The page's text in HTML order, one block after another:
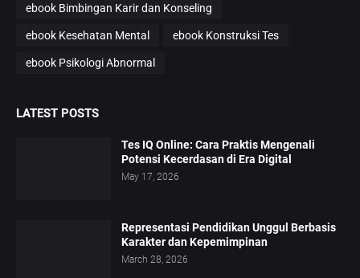
ebook Bimbingan Karir dan Konseling
ebook Kesehatan Mental ebook Konstruksi Tes
ebook Psikologi Abnormal
LATEST POSTS
Tes IQ Online: Cara Praktis Mengenali
Potensi Kecerdasan di Era Digital
May 17, 2026
Representasi Pendidikan Unggul Berbasis
Karakter dan Kepemimpinan
March 28, 2026